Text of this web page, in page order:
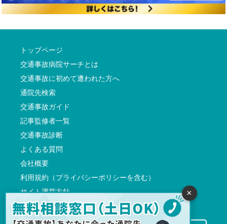
トップページ
交通事故病院サーチとは
交通事故に初めて遭われた方へ
通院先検索
交通事故ガイド
記事監修者一覧
交通事故診断
よくある質問
会社概要
利用規約（プライバシーポリシーを含む）
サイト運営方針
反社会的勢力に対する基本方針
×